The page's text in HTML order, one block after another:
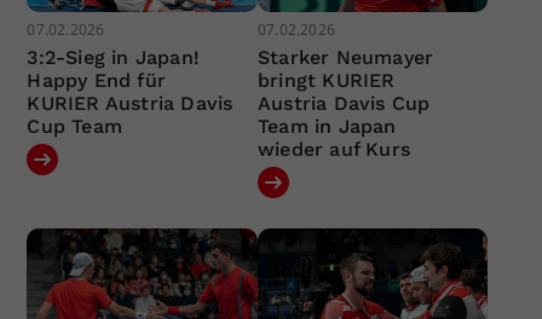
07.02.2026
3:2-Sieg in Japan!
Happy End für
KURIER Austria Davis
Cup Team
07.02.2026
Starker Neumayer
bringt KURIER
Austria Davis Cup
Team in Japan
wieder auf Kurs